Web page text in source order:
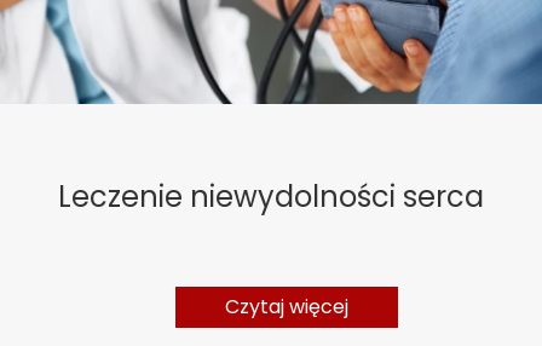
Leczenie niewydolności serca
Czytaj więcej